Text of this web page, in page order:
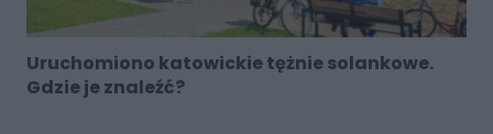
Uruchomiono katowickie tężnie solankowe.
Gdzie je znaleźć?